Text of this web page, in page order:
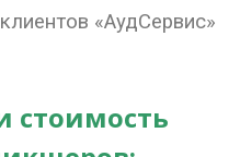
«АудСервис»
стоимость